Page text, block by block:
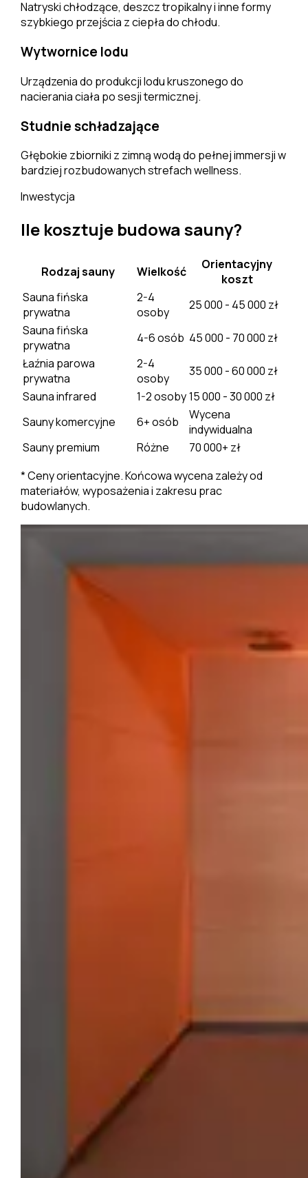
Natryski chłodzące, deszcz tropikalny i inne formy
szybkiego przejścia z ciepła do chłodu.
Wytwornice lodu
Urządzenia do produkcji lodu kruszonego do
nacierania ciała po sesji termicznej.
Studnie schładzające
Głębokie zbiorniki z zimną wodą do pełnej immersji w
bardziej rozbudowanych strefach wellness.
Inwestycja
Ile kosztuje budowa sauny?
Rodzaj sauny Wielkość
Orientacyjny
koszt
Sauna fińska
prywatna
2-4
osoby
25 000 - 45 000 zł
Sauna fińska
prywatna
4-6 osób 45 000 - 70 000 zł
Łaźnia parowa
prywatna
2-4
osoby
35 000 - 60 000 zł
Sauna infrared
1-2 osoby 15 000 - 30 000 zł
Sauny komercyjne
6+ osób
Wycena
indywidualna
Sauny premium
Różne
70 000+ zł
* Ceny orientacyjne. Końcowa wycena zależy od
materiałów, wyposażenia i zakresu prac
budowlanych.